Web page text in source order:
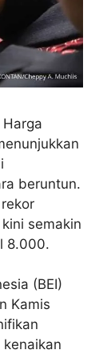
beruntun.
semakin
8.000.
(BEI)
Kamis